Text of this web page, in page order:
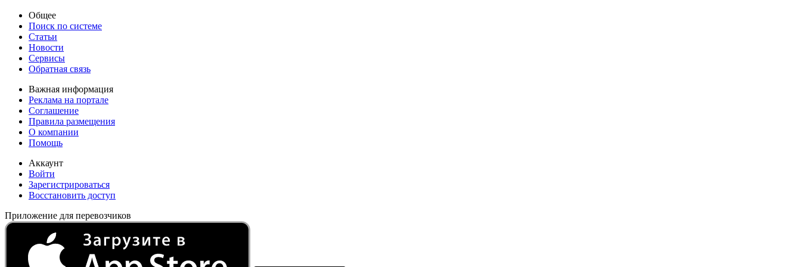
Общее
Поиск по системе
Статьи
Новости
Сервисы
Обратная связь
Важная информация
Реклама на портале
Соглашение
Правила размещения
О компании
Помощь
Аккаунт
Войти
Зарегистрироваться
Восстановить доступ
Приложение для перевозчиков